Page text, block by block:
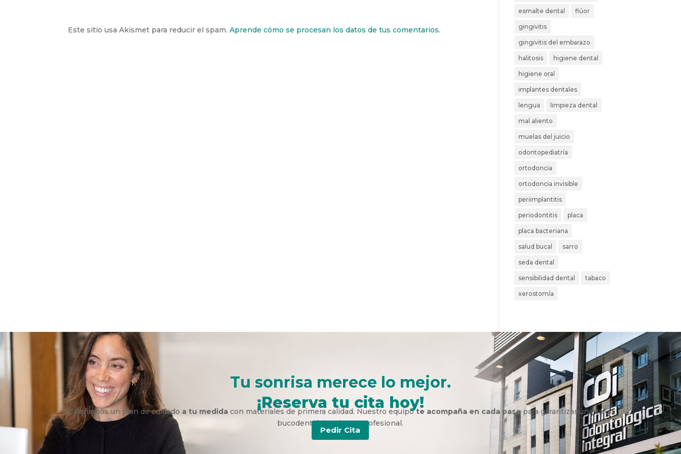
Este sitio usa Akismet para reducir el spam.Aprende cómo se procesan los datos de tus comentarios.
esmalte dental flúor
gingivitis
gingivitis del embarazo
halitosis higiene dental
higiene oral
implantes dentales
lengua limpieza dental
mal aliento
muelas del juicio
odontopediatría
ortodoncia
ortodoncia invisible
periimplantitis
periodontitis placa
placa bacteriana
salud bucal sarro
seda dental
sensibilidad dental tabaco
xerostomía
Tu sonrisa merece lo mejor.
¡Reserva tu cita hoy!
Diseñamos un plan de cuidado a tu medidacon materiales de primera calidad. Nuestro equipote acompaña en cada pasopara garantizar una salud
bucodental duradera y profesional.
Pedir Cita